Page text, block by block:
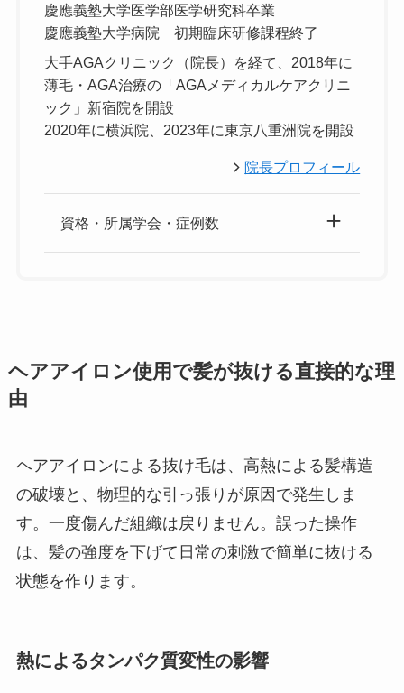
慶應義塾大学医学部医学研究科卒業
慶應義塾大学病院 初期臨床研修課程終了
大手AGAクリニック（院長）を経て、2018年に
薄毛・AGA治療の「AGAメディカルケアクリニ
ック」新宿院を開設
2020年に横浜院、2023年に東京八重洲院を開設
院長プロフィール
資格・所属学会・症例数
ヘアアイロン使用で髪が抜ける直接的な理
由
ヘアアイロンによる抜け毛は、高熱による髪構造
の破壊と、物理的な引っ張りが原因で発生しま
す。一度傷んだ組織は戻りません。誤った操作
は、髪の強度を下げて日常の刺激で簡単に抜ける
状態を作ります。
熱によるタンパク質変性の影響